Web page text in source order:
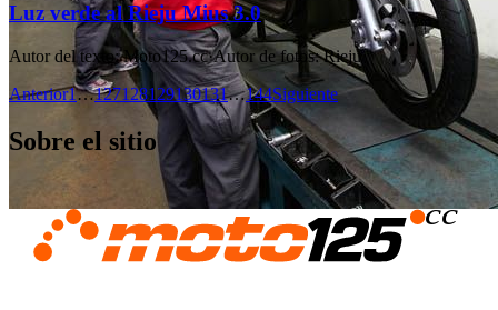
Luz verde al Rieju Mius 3.0
Autor del texto: Moto125.cc·Autor de fotos: Rieju
Anterior1…127128129130131…144Siguiente
Sobre el sitio